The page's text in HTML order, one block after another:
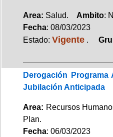
Area: Salud. Ambito:
Fecha: 08/03/2023
Estado: Vigente .
Derogación
Jubilación Anticipada
Area: Recursos
Plan.
Fecha: 06/03/2023